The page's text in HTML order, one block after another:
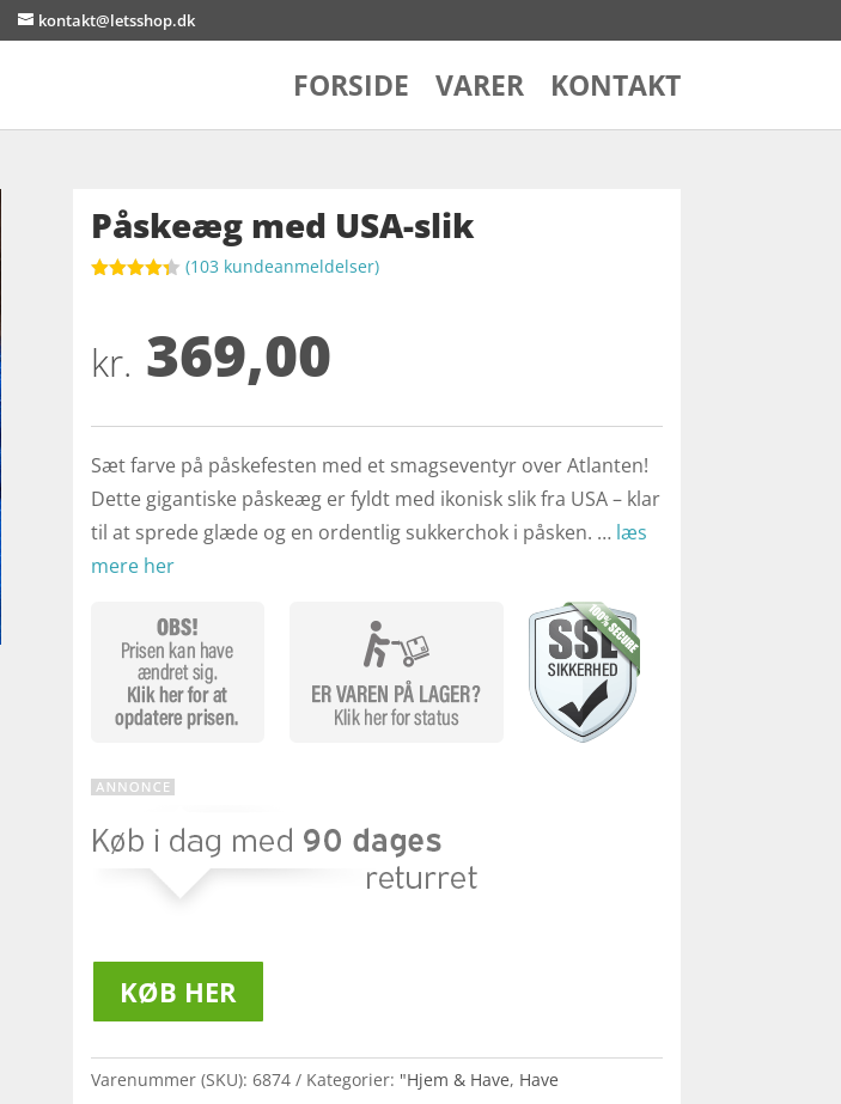
kontakt@letsshop.dk
FORSIDE VARER KONTAKT
Påskeæg med USA-slik
baseret
på
kundebedø
(103 kundeanmeldelser)
kr. 369,00
Sæt farve på påskefesten med et smagseventyr over Atlanten!
Dette gigantiske påskeæg er fyldt med ikonisk slik fra USA – klar
til at sprede glæde og en ordentlig sukkerchok i påsken. … læs
mere her
KØB HER
Varenummer (SKU): 6874 Kategorier: "Hjem & Have, Have